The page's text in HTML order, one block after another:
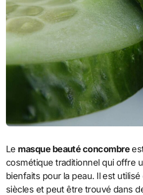
Le masque beauté concombre
cosmétique traditionnel qui offre
bienfaits pour la peau. Il est
siècles et peut être trouvé dans